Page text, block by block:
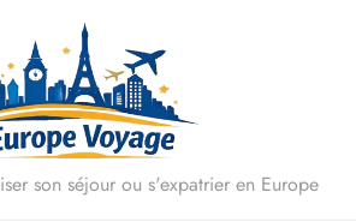
son séjour ou s'expatrier en Europe